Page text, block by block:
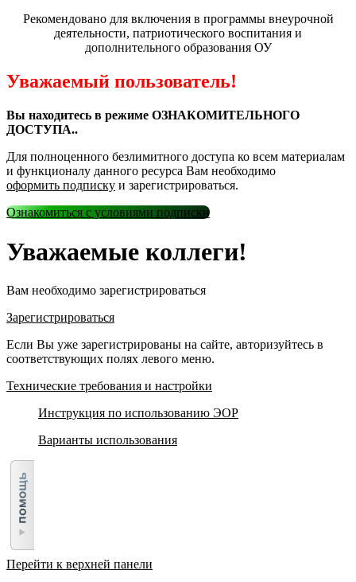
Рекомендовано для включения в программы внеурочной
деятельности, патриотического воспитания и
дополнительного образования ОУ
Уважаемый пользователь!
Вы находитесь в режиме ОЗНАКОМИТЕЛЬНОГО
ДОСТУПА..
Для полноценного безлимитного доступа ко всем материалам
и функционалу данного ресурса Вам необходимо
оформить подписку и зарегистрироваться.
Ознакомиться с условиями подписки
Уважаемые коллеги!
Вам необходимо зарегистрироваться
Зарегистрироваться
Если Вы уже зарегистрированы на сайте, авторизуйтесь в
соответствующих полях левого меню.
Технические требования и настройки
Инструкция по использованию ЭОР
Варианты использования
Перейти к верхней панели